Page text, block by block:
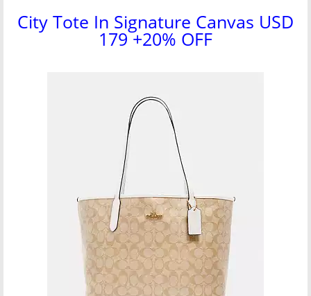
City Tote In Signature Canvas USD
179 +20% OFF